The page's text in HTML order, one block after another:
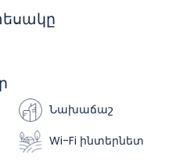
Նախաճաշ
Wi-Fi ինտերնետ